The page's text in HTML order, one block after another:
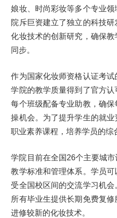
娘妆、时尚彩妆等多个专业
院斥巨资建立了独立的科技
化妆技术的创新研究，确保
同步。
作为国家化妆师资格认证考
学院的教学质量得到了官方认
每个班级配备专业助教，确
操机会。为了提升学生的就
职业素养课程，培养学员的综
学院目前在全国26个主要城
教学标准和管理体系。学员
受全国校区间的交流学习机
所有毕业生提供长期免费复
进修较新的化妆技术。